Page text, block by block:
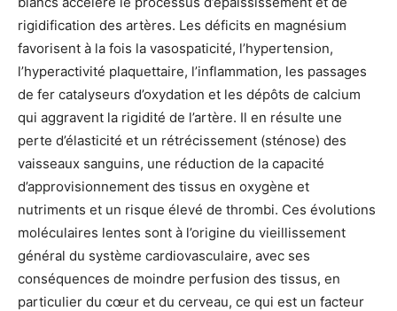
rigidification des artères. Les déficits en magnésium
favorisent à la fois la vasospaticité, l’hypertension,
l’hyperactivité plaquettaire, l’inflammation, les passages
de fer catalyseurs d’oxydation et les dépôts de calcium
qui aggravent la rigidité de l’artère. Il en résulte une
perte d’élasticité et un rétrécissement (sténose) des
vaisseaux sanguins, une réduction de la capacité
d’approvisionnement des tissus en oxygène et
nutriments et un risque élevé de thrombi. Ces évolutions
moléculaires lentes sont à l’origine du vieillissement
général du système cardiovasculaire, avec ses
conséquences de moindre perfusion des tissus, en
particulier du cœur et du cerveau, ce qui est un facteur